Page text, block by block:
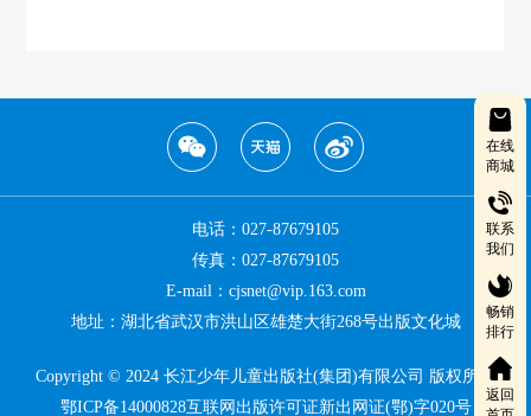
在线
商城
联系
我们
畅销
排行
返回
电话：027-87679105
传真：027-87679105
E-mail：cjsnet@vip.163.com
地址：湖北省武汉市洪山区雄楚大街268号出版文化城
Copyright © 2024 长江少年儿童出版社(集团)有限公司 版权所有
鄂ICP备14000828互联网出版许可证新出网证(鄂)字020号